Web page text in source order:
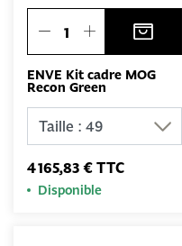
ENVE Kit cadre MOG
Recon Green
4 165,83 € TTC
Disponible